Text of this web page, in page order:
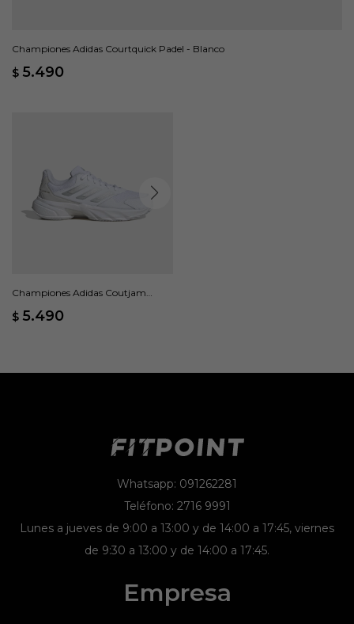
Championes Adidas Courtquick Padel - Blanco
$ 5.490
Championes Adidas Coutjam
$ 5.490
Whatsapp: 091262281
Teléfono: 2716 9991
Lunes a jueves de 9:00 a 13:00 y de 14:00 a 17:45, viernes
de 9:30 a 13:00 y de 14:00 a 17:45.
Empresa